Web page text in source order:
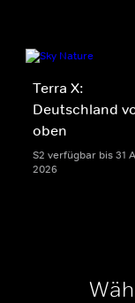
Terra X:
Deutschland
oben
S2 verfügbar bis 31
2026